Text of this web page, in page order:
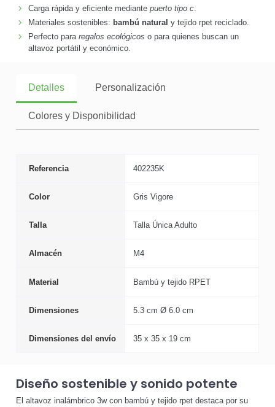
Carga rápida y eficiente mediante puerto tipo c.
Materiales sostenibles: bambú natural y tejido rpet reciclado.
Perfecto para regalos ecológicos o para quienes buscan un
altavoz portátil y económico.
Detalles Personalización
Colores y Disponibilidad
Referencia 402235K
Color Gris Vigore
Talla Talla Única Adulto
Almacén M4
Material Bambú y tejido RPET
Dimensiones 5.3 cm Ø 6.0 cm
Dimensiones del envío 35 x 35 x 19 cm
Diseño sostenible y sonido potente
El altavoz inalámbrico 3w con bambú y tejido rpet destaca por su